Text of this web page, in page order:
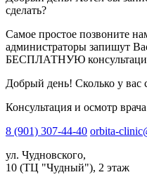
сделать?
Самое простое позвоните
администраторы запишут
БЕСПЛАТНУЮ
Добрый день! Сколько у вас
Консультация и осмотр
8 (901) 307-44-40 orbita-
ул. Чудновского,
10 (ТЦ "Чудный"), 2 этаж